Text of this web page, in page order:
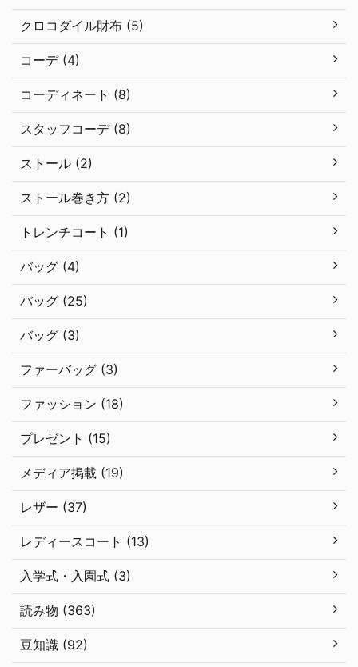
クロコダイル財布 (5)
コーデ (4)
コーディネート (8)
スタッフコーデ (8)
ストール (2)
ストール巻き方 (2)
トレンチコート (1)
バッグ (4)
バッグ (25)
バッグ (3)
ファーバッグ (3)
ファッション (18)
プレゼント (15)
メディア掲載 (19)
レザー (37)
レディースコート (13)
入学式・入園式 (3)
読み物 (363)
豆知識 (92)